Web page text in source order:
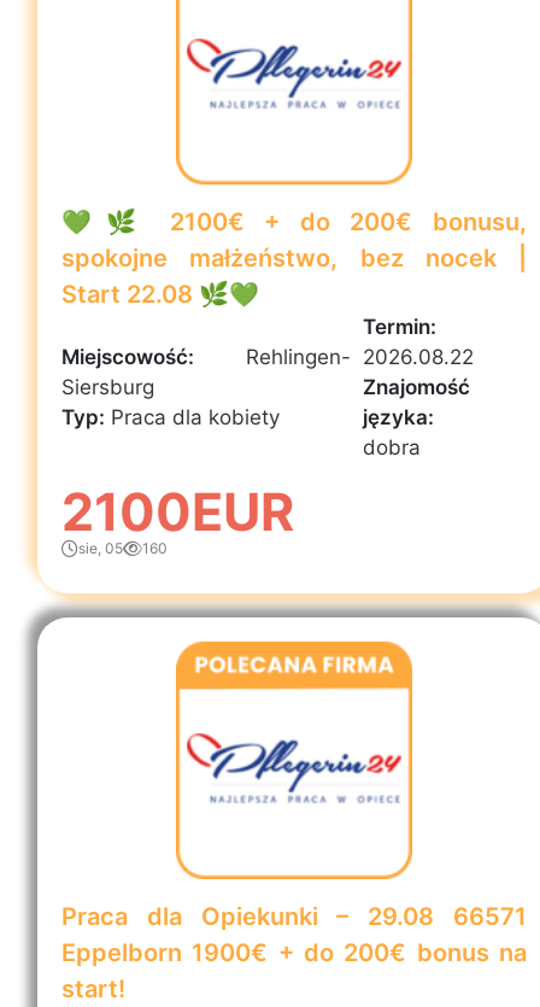
💚🌿 2100€ + do 200€ bonusu,
spokojne małżeństwo, bez nocek |
Start 22.08 🌿💚
Miejscowość:
Rehlingen-
Siersburg
Typ: Praca dla kobiety
Termin:
2026.08.22
Znajomość
języka:
dobra
2100EUR
sie, 05 160
Praca dla Opiekunki – 29.08 66571
Eppelborn 1900€ + do 200€ bonus na
start!